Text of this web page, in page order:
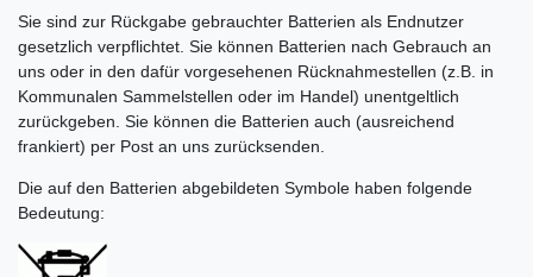
Sie sind zur Rückgabe gebrauchter Batterien als Endnutzer
gesetzlich verpflichtet. Sie können Batterien nach Gebrauch an
uns oder in den dafür vorgesehenen Rücknahmestellen (z.B. in
Kommunalen Sammelstellen oder im Handel) unentgeltlich
zurückgeben. Sie können die Batterien auch (ausreichend
frankiert) per Post an uns zurücksenden.
Die auf den Batterien abgebildeten Symbole haben folgende
Bedeutung: